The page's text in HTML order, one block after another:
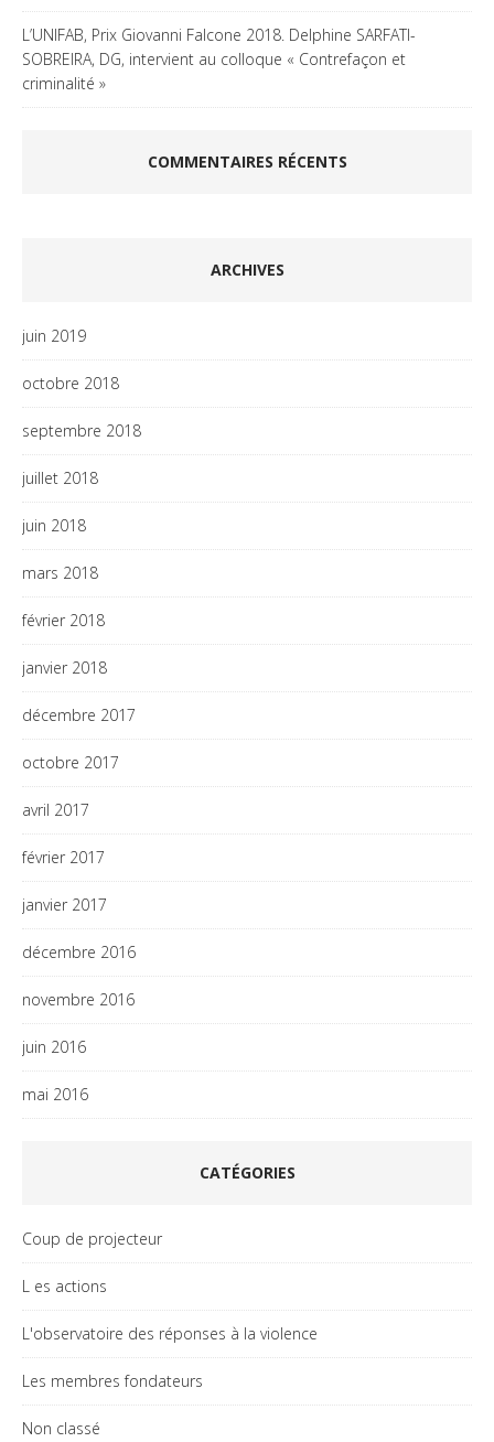
L’UNIFAB, Prix Giovanni Falcone 2018. Delphine SARFATI-
SOBREIRA, DG, intervient au colloque « Contrefaçon et
criminalité »
COMMENTAIRES RÉCENTS
ARCHIVES
juin 2019
octobre 2018
septembre 2018
juillet 2018
juin 2018
mars 2018
février 2018
janvier 2018
décembre 2017
octobre 2017
avril 2017
février 2017
janvier 2017
décembre 2016
novembre 2016
juin 2016
mai 2016
CATÉGORIES
Coup de projecteur
L es actions
L'observatoire des réponses à la violence
Les membres fondateurs
Non classé